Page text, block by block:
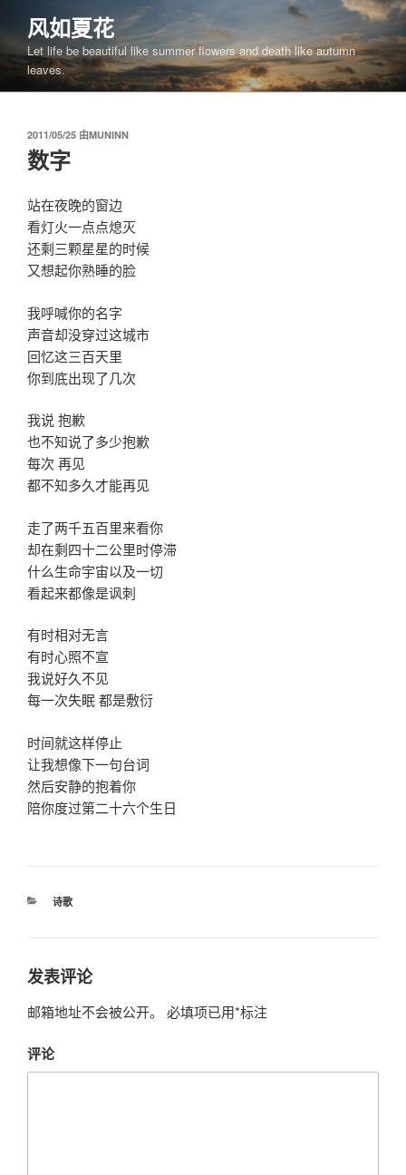
内
风如夏花
Let life be beautiful like summer flowers and death like autumn
leaves.
发
布
于
2011/05/25 由MUNINN
数字
站在夜晚的窗边
看灯火一点点熄灭
还剩三颗星星的时候
又想起你熟睡的脸
我呼喊你的名字
声音却没穿过这城市
回忆这三百天里
你到底出现了几次
我说 抱歉
也不知说了多少抱歉
每次 再见
都不知多久才能再见
走了两千五百里来看你
却在剩四十二公里时停滞
什么生命宇宙以及一切
看起来都像是讽刺
有时相对无言
有时心照不宣
我说好久不见
每一次失眠 都是敷衍
时间就这样停止
让我想像下一句台词
然后安静的抱着你
陪你度过第二十六个生日
分
诗歌
发表评论
邮箱地址不会被公开。 必填项已用*标注
评论